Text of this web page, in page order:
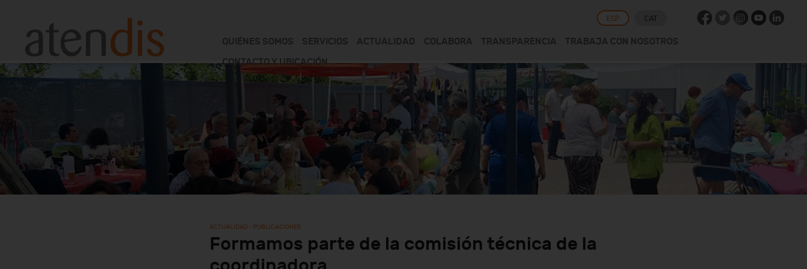
ESP CAT
QUIÉNES SOMOS SERVICIOS ACTUALIDAD COLABORA TRANSPARENCIA
TRABAJA CON NOSOTROS
CONTACTO Y UBICACIÓN
ACTUALIDAD - PUBLICACIONES
Formamos parte de la comisión técnica de la